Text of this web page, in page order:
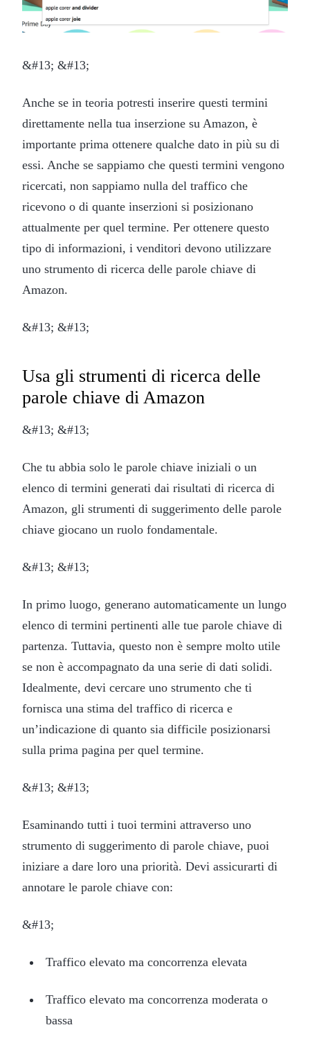
&#13; &#13;
Anche se in teoria potresti inserire questi termini
direttamente nella tua inserzione su Amazon, è
importante prima ottenere qualche dato in più su di
essi. Anche se sappiamo che questi termini vengono
ricercati, non sappiamo nulla del traffico che
ricevono o di quante inserzioni si posizionano
attualmente per quel termine. Per ottenere questo
tipo di informazioni, i venditori devono utilizzare
uno strumento di ricerca delle parole chiave di
Amazon.
&#13; &#13;
Usa gli strumenti di ricerca delle
parole chiave di Amazon
&#13; &#13;
Che tu abbia solo le parole chiave iniziali o un
elenco di termini generati dai risultati di ricerca di
Amazon, gli strumenti di suggerimento delle parole
chiave giocano un ruolo fondamentale.
&#13; &#13;
In primo luogo, generano automaticamente un lungo
elenco di termini pertinenti alle tue parole chiave di
partenza. Tuttavia, questo non è sempre molto utile
se non è accompagnato da una serie di dati solidi.
Idealmente, devi cercare uno strumento che ti
fornisca una stima del traffico di ricerca e
un’indicazione di quanto sia difficile posizionarsi
sulla prima pagina per quel termine.
&#13; &#13;
Esaminando tutti i tuoi termini attraverso uno
strumento di suggerimento di parole chiave, puoi
iniziare a dare loro una priorità. Devi assicurarti di
annotare le parole chiave con:
&#13;
Traffico elevato ma concorrenza elevata
Traffico elevato ma concorrenza moderata o
bassa